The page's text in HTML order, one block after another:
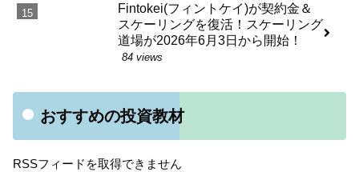
Fintokei(フィントケイ)が契約金＆
スケーリングを復活！スケーリング
道場が2026年6月3日から開始！
84 views
おすすめの投資教材
RSSフィードを取得できません